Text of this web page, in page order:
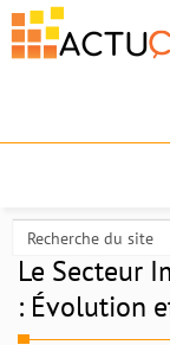
Le Secteur
: Évolution